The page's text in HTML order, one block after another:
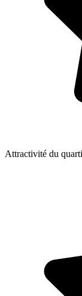
Attractivité du